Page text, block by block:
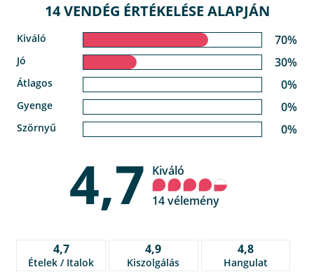
14 VENDÉG ÉRTÉKELÉSE ALAPJÁN
Kiváló 70%
Jó 30%
Átlagos 0%
Gyenge 0%
Szörnyű 0%
4,7 Kiváló
14 vélemény
4,7
Ételek / Italok
4,9
Kiszolgálás
4,8
Hangulat